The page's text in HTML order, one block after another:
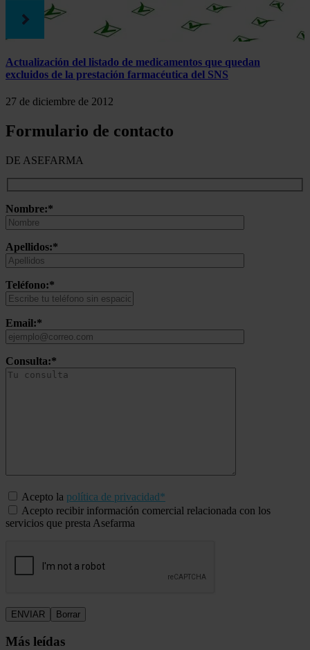
Actualización del listado de medicamentos que quedan
excluidos de la prestación farmacéutica del SNS
27 de diciembre de 2012
Formulario de contacto
DE ASEFARMA
Nombre:*
Apellidos:*
Teléfono:*
Email:*
Consulta:*
Acepto la política de privacidad*
Acepto recibir información comercial relacionada con los
servicios que presta Asefarma
Más leídas